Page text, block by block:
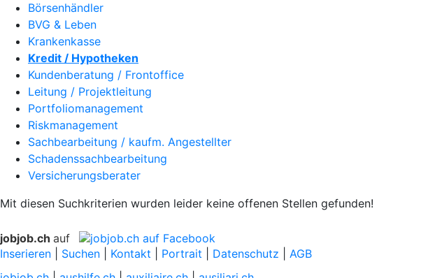
Börsenhändler
BVG & Leben
Krankenkasse
Kredit / Hypotheken
Kundenberatung / Frontoffice
Leitung / Projektleitung
Portfoliomanagement
Riskmanagement
Sachbearbeitung / kaufm. Angestellter
Schadenssachbearbeitung
Versicherungsberater
Mit diesen Suchkriterien wurden leider keine offenen Stellen gefunden!
jobjob.ch auf
Inserieren
Suchen Kontakt Portrait Datenschutz
AGB